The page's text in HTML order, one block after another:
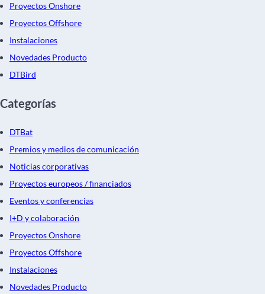
Proyectos Onshore
Proyectos Offshore
Instalaciones
Novedades Producto
DTBird
Categorías
DTBat
Premios y medios de comunicación
Noticias corporativas
Proyectos europeos / financiados
Eventos y conferencias
I+D y colaboración
Proyectos Onshore
Proyectos Offshore
Instalaciones
Novedades Producto